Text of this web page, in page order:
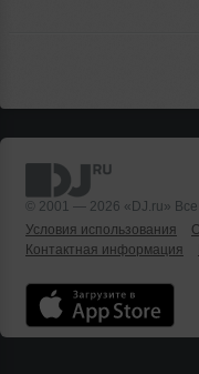
© 2001 — 2026 «DJ.ru»
Условия использования
Контактная информация